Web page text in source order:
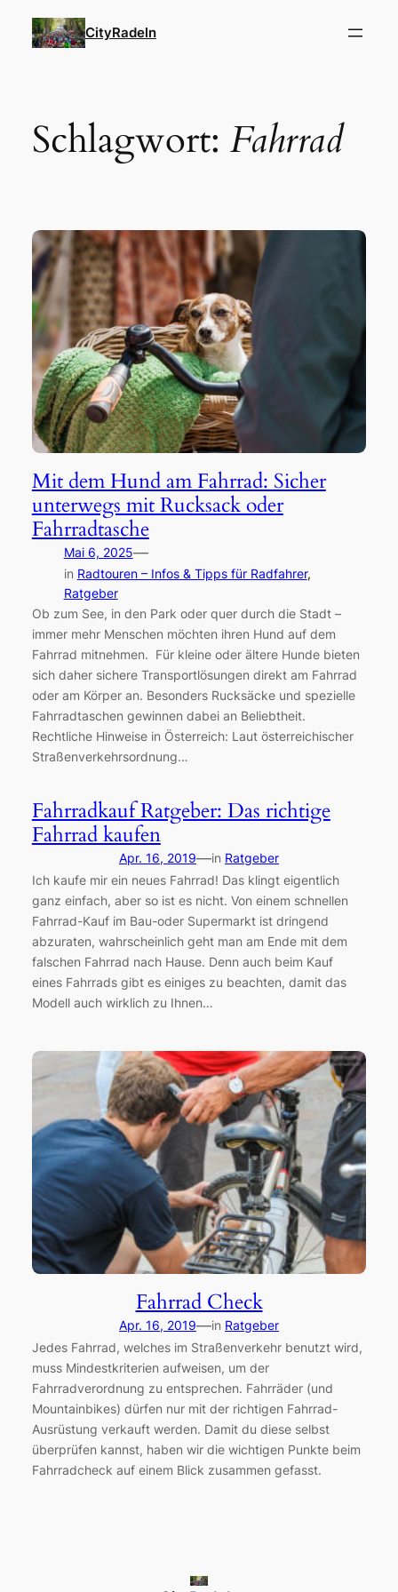
Inhalt
CityRadeln
Schlagwort: Fahrrad
Mit dem Hund am Fahrrad: Sicher
unterwegs mit Rucksack oder
Fahrradtasche
Mai 6, 2025—
in Radtouren – Infos & Tipps für Radfahrer,
Ratgeber
Ob zum See, in den Park oder quer durch die Stadt –
immer mehr Menschen möchten ihren Hund auf dem
Fahrrad mitnehmen. Für kleine oder ältere Hunde bieten
sich daher sichere Transportlösungen direkt am Fahrrad
oder am Körper an. Besonders Rucksäcke und spezielle
Fahrradtaschen gewinnen dabei an Beliebtheit.
Rechtliche Hinweise in Österreich: Laut österreichischer
Straßenverkehrsordnung…
Fahrradkauf Ratgeber: Das richtige
Fahrrad kaufen
Apr. 16, 2019—in Ratgeber
Ich kaufe mir ein neues Fahrrad! Das klingt eigentlich
ganz einfach, aber so ist es nicht. Von einem schnellen
Fahrrad-Kauf im Bau-oder Supermarkt ist dringend
abzuraten, wahrscheinlich geht man am Ende mit dem
falschen Fahrrad nach Hause. Denn auch beim Kauf
eines Fahrrads gibt es einiges zu beachten, damit das
Modell auch wirklich zu Ihnen…
Fahrrad Check
Apr. 16, 2019—in Ratgeber
Jedes Fahrrad, welches im Straßenverkehr benutzt wird,
muss Mindestkriterien aufweisen, um der
Fahrradverordnung zu entsprechen. Fahrräder (und
Mountainbikes) dürfen nur mit der richtigen Fahrrad-
Ausrüstung verkauft werden. Damit du diese selbst
überprüfen kannst, haben wir die wichtigen Punkte beim
Fahrradcheck auf einem Blick zusammen gefasst.